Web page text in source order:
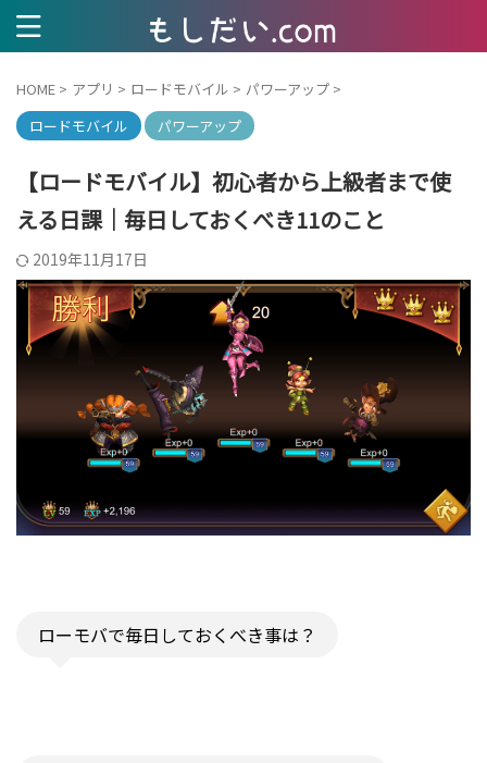
HOME > アプリ > ロードモバイル > パワーアップ >
ロードモバイル
パワーアップ
【ロードモバイル】初心者から上級者まで使
える日課｜毎日しておくべき11のこと
2019年11月17日
ローモバで毎日しておくべき事は？